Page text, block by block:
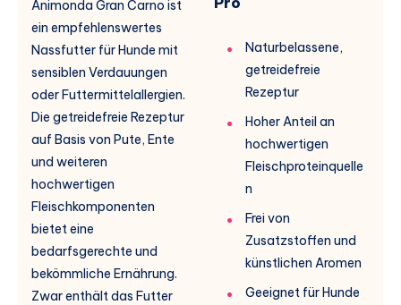
Animonda Gran Carno ist
ein empfehlenswertes
Nassfutter für Hunde mit
sensiblen Verdauungen
oder Futtermittelallergien.
Die getreidefreie Rezeptur
auf Basis von Pute, Ente
und weiteren
hochwertigen
Fleischkomponenten
bietet eine
bedarfsgerechte und
bekömmliche Ernährung.
Zwar enthält das Futter
Naturbelassene,
getreidefreie
Rezeptur
Hoher Anteil an
hochwertigen
Fleischproteinquelle
n
Frei von
Zusatzstoffen und
künstlichen Aromen
Geeignet für Hunde